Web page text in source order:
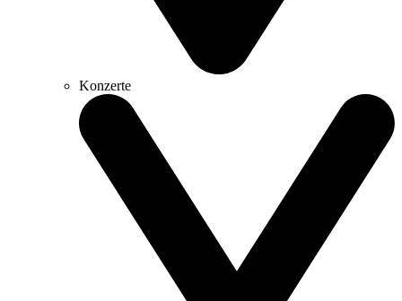
Konzerte